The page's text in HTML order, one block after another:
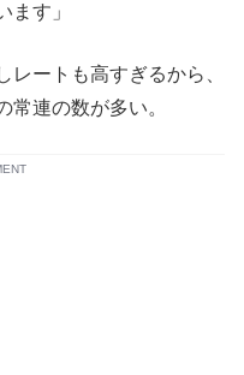
ます」
ートも高すぎるから、
連の数が多い。